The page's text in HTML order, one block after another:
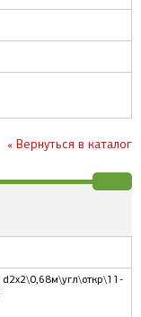
« Вернуться в каталог